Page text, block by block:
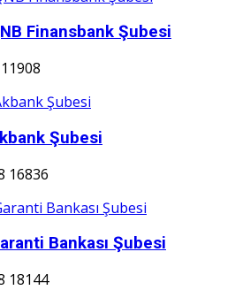
Finansbank Şubesi
11908
Şubesi
16836
Bankası Şubesi
18144